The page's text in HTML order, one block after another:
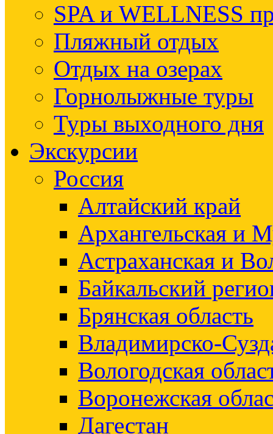
SPA и WELLNESS
Пляжный отдых
Отдых на озерах
Горнолыжные туры
Туры выходного дня
Экскурсии
Россия
Алтайский край
Архангельская и
Астраханская и
Байкальский
Брянская область
Владимирско-
Вологодская
Воронежская
Дагестан